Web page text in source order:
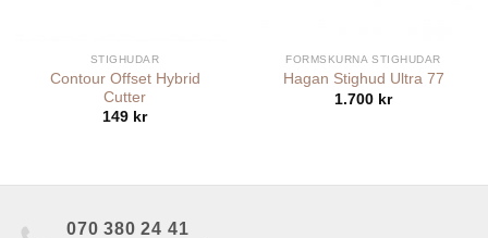
STIGHUDAR
Contour Offset Hybrid
Cutter
149 kr
FORMSKURNA STIGHUDAR
Hagan Stighud Ultra 77
1.700 kr
070 380 24 41